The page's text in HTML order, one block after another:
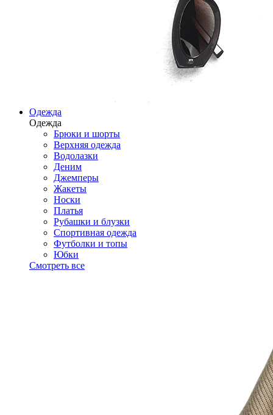
Одежда
Одежда
Брюки и шорты
Верхняя одежда
Водолазки
Деним
Джемперы
Жакеты
Носки
Платья
Рубашки и блузки
Спортивная одежда
Футболки и топы
Юбки
Смотреть все